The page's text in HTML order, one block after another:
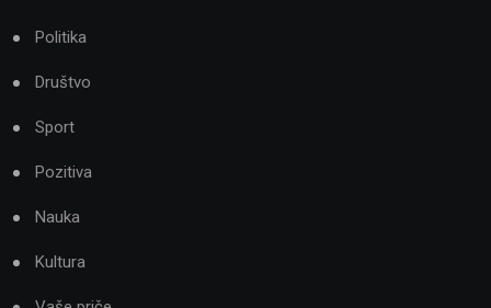
Politika
Društvo
Sport
Pozitiva
Nauka
Kultura